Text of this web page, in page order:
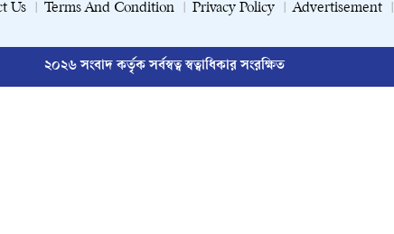
Us Terms And Condition Privacy Policy Advertisement
২০২৬ সংবাদ কর্তৃক সর্বস্বত্ব স্বত্বাধিকার সংরক্ষিত